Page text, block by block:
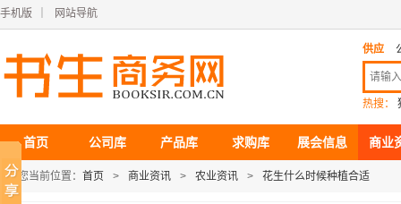
手机版 网站导航
供应
热搜：
首页 公司库 产品库 求购库 展会信息 商业
您当前位置： 首页 > 商业资讯 > 农业资讯 > 花生什么时候种植合适